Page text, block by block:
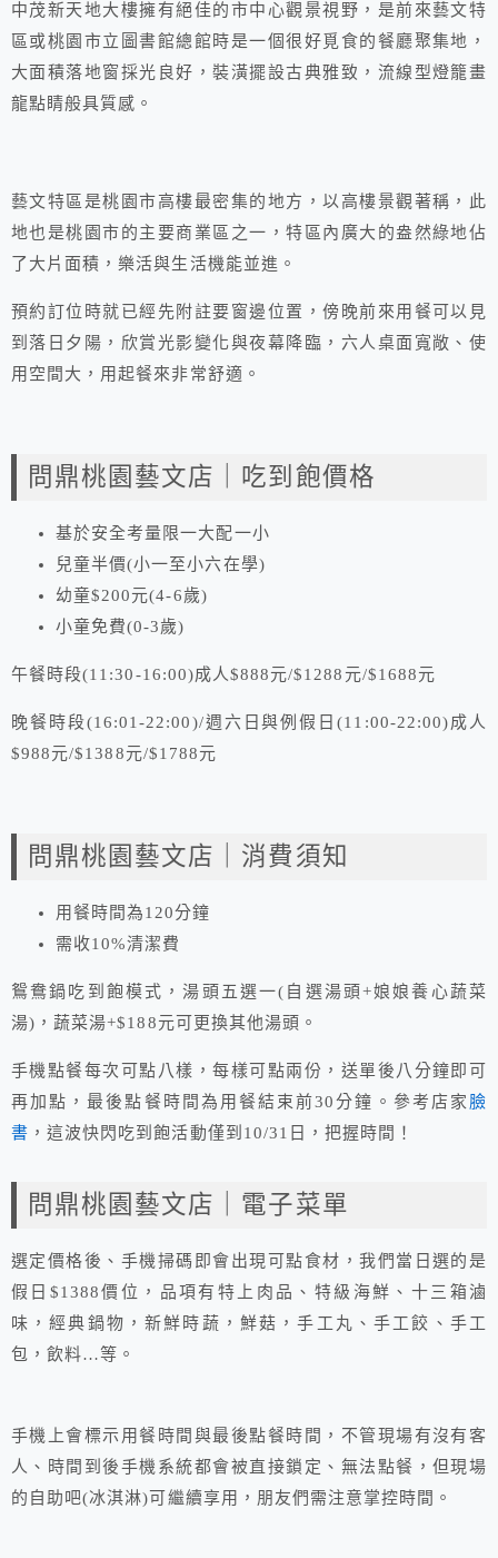
中茂新天地大樓擁有絕佳的市中心觀景視野，是前來藝文特
區或桃園市立圖書館總館時是一個很好覓食的餐廳聚集地，
大面積落地窗採光良好，裝潢擺設古典雅致，流線型燈籠畫
龍點睛般具質感。
藝文特區是桃園市高樓最密集的地方，以高樓景觀著稱，此
地也是桃園市的主要商業區之一，特區內廣大的盎然綠地佔
了大片面積，樂活與生活機能並進。
預約訂位時就已經先附註要窗邊位置，傍晚前來用餐可以見
到落日夕陽，欣賞光影變化與夜幕降臨，六人桌面寬敞、使
用空間大，用起餐來非常舒適。
問鼎桃園藝文店｜吃到飽價格
基於安全考量限一大配一小
兒童半價(小一至小六在學)
幼童$200元(4-6歲)
小童免費(0-3歲)
午餐時段(11:30-16:00)成人$888元/$1288元/$1688元
晚餐時段(16:01-22:00)/週六日與例假日(11:00-22:00)成人
$988元/$1388元/$1788元
問鼎桃園藝文店｜消費須知
用餐時間為120分鐘
需收10%清潔費
鴛鴦鍋吃到飽模式，湯頭五選一(自選湯頭+娘娘養心蔬菜
湯)，蔬菜湯+$188元可更換其他湯頭。
手機點餐每次可點八樣，每樣可點兩份，送單後八分鐘即可
再加點，最後點餐時間為用餐結束前30分鐘。參考店家 臉
書 ，這波快閃吃到飽活動僅到10/31日，把握時間！
問鼎桃園藝文店｜電子菜單
選定價格後、手機掃碼即會出現可點食材，我們當日選的是
假日$1388價位，品項有特上肉品、特級海鮮、十三箱滷
味，經典鍋物，新鮮時蔬，鮮菇，手工丸、手工餃、手工
包，飲料…等。
手機上會標示用餐時間與最後點餐時間，不管現場有沒有客
人、時間到後手機系統都會被直接鎖定、無法點餐，但現場
的自助吧(冰淇淋)可繼續享用，朋友們需注意掌控時間。